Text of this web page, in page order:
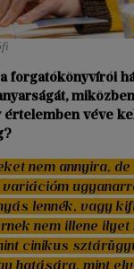
forgatókönyvírói
véve
nem annyira,
lennék, vagy
nem illene
cinikus
hatására, mint